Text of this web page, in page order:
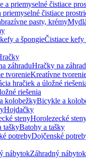
priemyselné čistiace
Čistiace kefy
Hračky na
Kreatívne
riešenia
Bicykle a
Hojdačky
Horolezecké
Batohy a tašky
Dojčenské
Záhradný nábytok